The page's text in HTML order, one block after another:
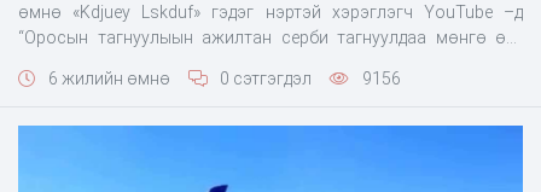
өмнө «Kdjuey Lskduf» гэдэг нэртэй хэрэглэгч YouTube –д
“Оросын тагнуулыын ажилтан серби тагнуулдаа мөнгө өгч
Оросын элчингийн цэргийн атташегийн туслах хурандаа
6 жилийн өмнө 0 сэтгэгдэл 9156